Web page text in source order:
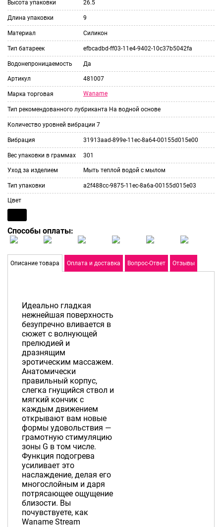
Высота упаковки 26.5
Длина упаковки 9
Материал Силикон
Тип батареек efbcadbd-ff03-11e4-9402-10c37b5042fa
Водонепроницаемость Да
Артикул 481007
Марка торговая Waname
Тип рекомендованного лубриканта На водной основе
Количество уровней вибрации 7
Вибрация 31913aad-899e-11ec-8a64-00155d015e00
Вес упаковки в граммах 301
Уход за изделием Мыть теплой водой с мылом
Тип упаковки a2f488cc-9875-11ec-8a6a-00155d015e03
Цвет
Способы оплаты:
Описание товара Оплата и доставка Вопрос-Ответ Отзывы
Идеально гладкая
нежнейшая поверхность
безупречно вливается в
сюжет с волнующей
прелюдией и
дразнящим
эротическим массажем.
Анатомически
правильный корпус,
слегка гнущийся ствол и
мягкий кончик с
каждым движением
открывают вам новые
формы удовольствия —
грамотную стимуляцию
зоны G в том числе.
Функция подогрева
усиливает это
наслаждение, делая его
многослойным и даря
потрясающее ощущение
близости. Вы
почувствуете, как
Waname Stream